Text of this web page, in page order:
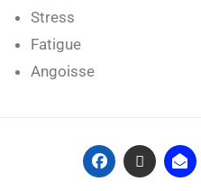
Stress
Fatigue
Angoisse